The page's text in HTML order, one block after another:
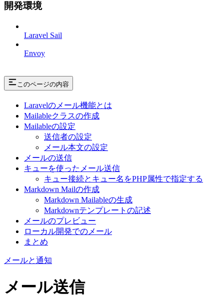
開発環境
Laravel Sail
Envoy
このページの内容
Laravelのメール機能とは
Mailableクラスの作成
Mailableの設定
送信者の設定
メール本文の設定
メールの送信
キューを使ったメール送信
キュー接続とキュー名をPHP属性で指定する
Markdown Mailの作成
Markdown Mailableの生成
Markdownテンプレートの記述
メールのプレビュー
ローカル開発でのメール
まとめ
メールと通知
メール送信